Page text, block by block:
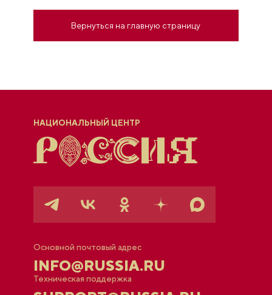
Вернуться на главную страницу
НАЦИОНАЛЬНЫЙ ЦЕНТР
Основной почтовый адрес
INFO@RUSSIA.RU
Техническая поддержка